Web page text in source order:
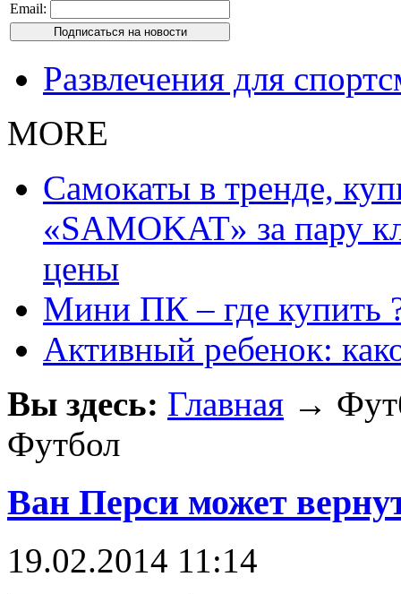
Email:
Развлечения для
MORE
Самокаты в тренде,
«SAMOKAT» за пару
цены
Мини ПК – где купить
Активный ребенок:
Вы здесь: Главная →
Футбол
Ван Перси может
19.02.2014 11:14